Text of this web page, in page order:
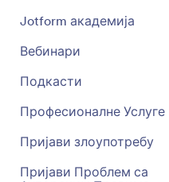
Jotform академија
Вебинари
Подкасти
Професионалне Услуге
Пријави злоупотребу
Пријави Проблем са